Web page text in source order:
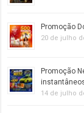
Promoção
20 de julho
Promoção
14 de julho